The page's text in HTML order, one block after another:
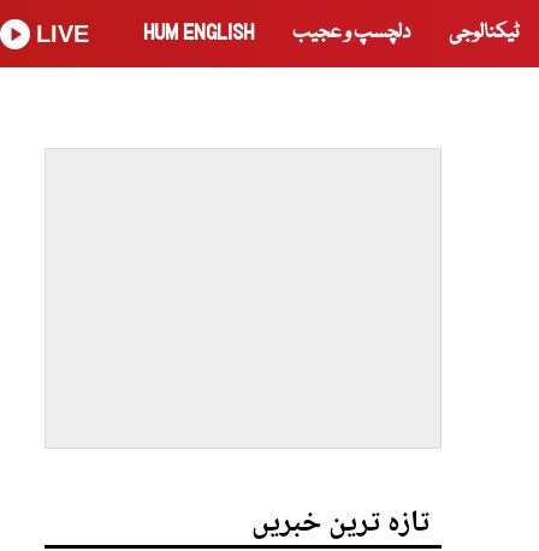
ٹیکنالوجی دلچسپ و عجیب HUM ENGLISH
LIVE
تازہ ترین خبریں